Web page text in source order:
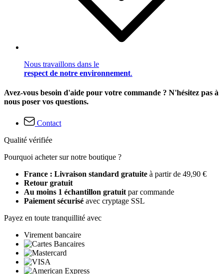
Nous travaillons dans le
respect de notre environnement.
Avez-vous besoin d'aide pour votre commande ? N'hésitez pas à
nous poser vos questions.
Contact
Qualité vérifiée
Pourquoi acheter sur notre boutique ?
France : Livraison standard gratuite à partir de 49,90 €
Retour gratuit
Au moins 1 échantillon gratuit par commande
Paiement sécurisé avec cryptage SSL
Payez en toute tranquillité avec
Virement bancaire